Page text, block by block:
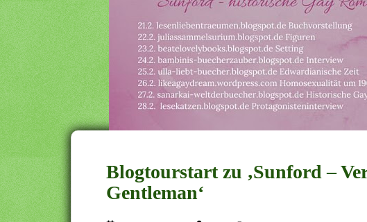
Blogtourstart zu ‚Sunford –
Gentleman‘